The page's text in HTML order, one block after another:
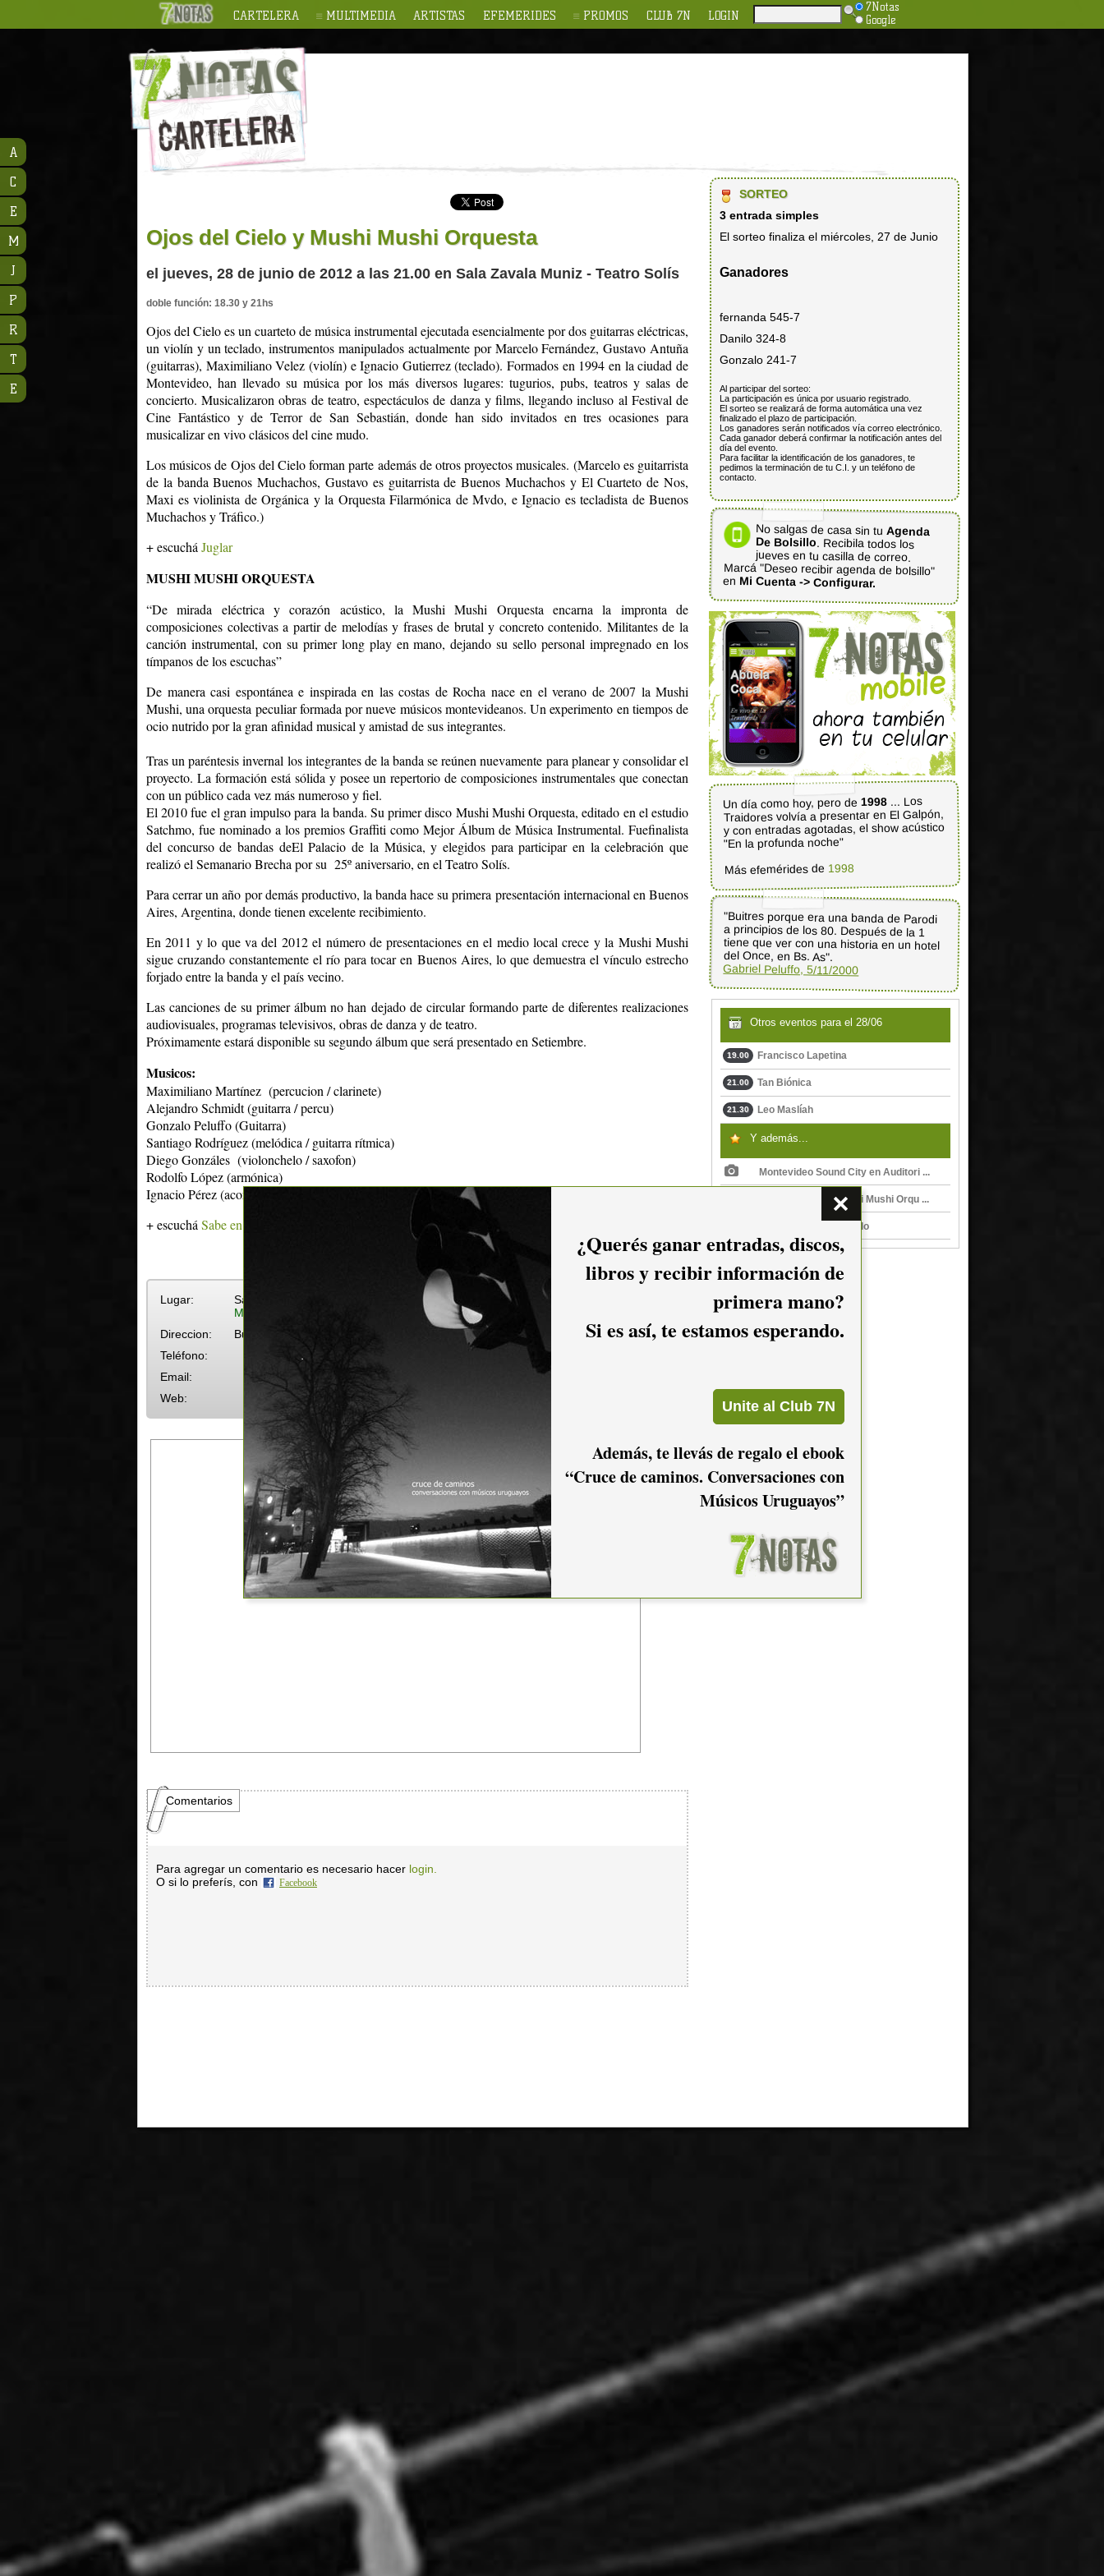
CARTELERA MULTIMEDIA ARTISTAS EFEMERIDES PROMOS CLUB 7N LOGIN
7Notas
Google
Ojos del Cielo y Mushi Mushi Orquesta
el jueves, 28 de junio de 2012 a las 21.00 en Sala Zavala Muniz - Teatro Solís
doble función: 18.30 y 21hs
Ojos del Cielo es un cuarteto de música instrumental ejecutada esencialmente por dos guitarras eléctricas,
un violín y un teclado, instrumentos manipulados actualmente por Marcelo Fernández, Gustavo Antuña
(guitarras), Maximiliano Velez (violín) e Ignacio Gutierrez (teclado). Formados en 1994 en la ciudad de
Montevideo, han llevado su música por los más diversos lugares: tugurios, pubs, teatros y salas de
concierto. Musicalizaron obras de teatro, espectáculos de danza y films, llegando incluso al Festival de
Cine Fantástico y de Terror de San Sebastián, donde han sido invitados en tres ocasiones para
musicalizar en vivo clásicos del cine mudo.
Los músicos de Ojos del Cielo forman parte además de otros proyectos musicales. (Marcelo es guitarrista
de la banda Buenos Muchachos, Gustavo es guitarrista de Buenos Muchachos y El Cuarteto de Nos,
Maxi es violinista de Orgánica y la Orquesta Filarmónica de Mvdo, e Ignacio es tecladista de Buenos
Muchachos y Tráfico.)
+ escuchá Juglar
MUSHI MUSHI ORQUESTA
“De mirada eléctrica y corazón acústico, la Mushi Mushi Orquesta encarna la impronta de
composiciones colectivas a partir de melodías y frases de brutal y concreto contenido. Militantes de la
canción instrumental, con su primer long play en mano, dejando su sello personal impregnado en los
tímpanos de los escuchas”
De manera casi espontánea e inspirada en las costas de Rocha nace en el verano de 2007 la Mushi
Mushi, una orquesta peculiar formada por nueve músicos montevideanos. Un experimento en tiempos de
ocio nutrido por la gran afinidad musical y amistad de sus integrantes.
Tras un paréntesis invernal los integrantes de la banda se reúnen nuevamente para planear y consolidar el
proyecto. La formación está sólida y posee un repertorio de composiciones instrumentales que conectan
con un público cada vez más numeroso y fiel.
El 2010 fue el gran impulso para la banda. Su primer disco Mushi Mushi Orquesta, editado en el estudio
Satchmo, fue nominado a los premios Graffiti como Mejor Álbum de Música Instrumental. Fuefinalista
del concurso de bandas deEl Palacio de la Música, y elegidos para participar en la celebración que
realizó el Semanario Brecha por su 25º aniversario, en el Teatro Solís.
Para cerrar un año por demás productivo, la banda hace su primera presentación internacional en Buenos
Aires, Argentina, donde tienen excelente recibimiento.
En 2011 y lo que va del 2012 el número de presentaciones en el medio local crece y la Mushi Mushi
sigue cruzando constantemente el río para tocar en Buenos Aires, lo que demuestra el vínculo estrecho
forjado entre la banda y el país vecino.
Las canciones de su primer álbum no han dejado de circular formando parte de diferentes realizaciones
audiovisuales, programas televisivos, obras de danza y de teatro.
Próximamente estará disponible su segundo álbum que será presentado en Setiembre.
Musicos:
Maximiliano Martínez (percucion / clarinete)
Alejandro Schmidt (guitarra / percu)
Gonzalo Peluffo (Guitarra)
Santiago Rodríguez (melódica / guitarra rítmica)
Diego Gonzáles (violonchelo / saxofon)
Rodolfo López (armónica)
Ignacio Pérez (acordeon / xilofon)
+ escuchá Sabe en La Menor
Lugar:
Sala Zavala Muniz - Teatro Solís
Más eventos en Sala Zavala Muniz - Teatro Solís
Direccion:
Buenos Aires s/n
Teléfono:
Email:
Web:
Comentarios
Para agregar un comentario es necesario hacer login.
O si lo preferís, con
Facebook
SORTEO
3 entrada simples
El sorteo finaliza el miércoles, 27 de Junio
Ganadores
fernanda 545-7
Danilo 324-8
Gonzalo 241-7
Al participar del sorteo:
La participación es única por usuario registrado.
El sorteo se realizará de forma automática una vez
finalizado el plazo de participación.
Los ganadores serán notificados vía correo electrónico.
Cada ganador deberá confirmar la notificación antes del
día del evento.
Para facilitar la identificación de los ganadores, te
pedimos la terminación de tu C.I. y un teléfono de
contacto.
No salgas de casa sin tu Agenda
De Bolsillo. Recibila todos los
jueves en tu casilla de correo.
Marcá "Deseo recibir agenda de bolsillo"
en Mi Cuenta -> Configurar.
Un día como hoy, pero de1998 ... Los
Traidores volvía a presentar en El Galpón,
y con entradas agotadas, el show acústico
"En la profunda noche"
Más efemérides de 1998
"Buitres porque era una banda de Parodi
a principios de los 80. Después de la 1
tiene que ver con una historia en un hotel
del Once, en Bs. As".
Gabriel Peluffo, 5/11/2000
Otros eventos para el 28/06
19.00 Francisco Lapetina
21.00 Tan Biónica
21.30 Leo Maslíah
Y además...
Montevideo Sound City en Auditori ...
Ojos del Cielo & Mushi Mushi Orqu ...
Juglar, de Ojos del Cielo
A
C
E
M
J
P
R
T
E
¿Querés ganar entradas, discos,
libros y recibir información de
primera mano?
Si es así, te estamos esperando.
Además, te llevás de regalo el ebook
“Cruce de caminos. Conversaciones con
Músicos Uruguayos”